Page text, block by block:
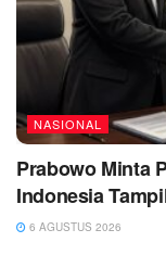
NASIONAL
Prabowo Minta
Indonesia
6 AGUSTUS 2026